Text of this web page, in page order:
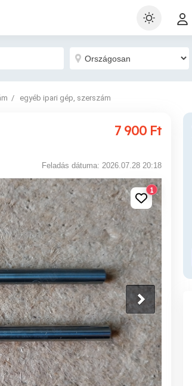
egyéb ipari gép, szerszám
7 900 Ft
Feladás dátuma: 2026.07.28 20:18
1